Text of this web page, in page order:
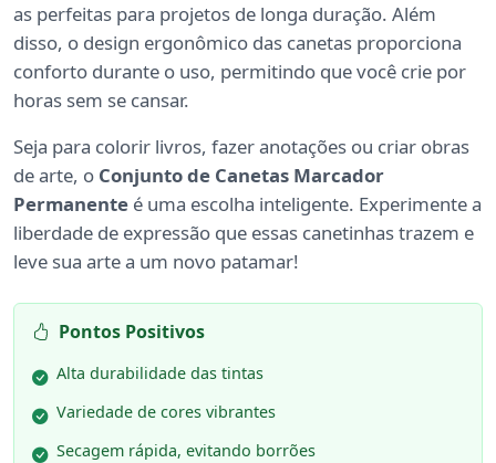
as perfeitas para projetos de longa duração. Além
disso, o design ergonômico das canetas proporciona
conforto durante o uso, permitindo que você crie por
horas sem se cansar.
Seja para colorir livros, fazer anotações ou criar obras
de arte, o Conjunto de Canetas Marcador
Permanente é uma escolha inteligente. Experimente a
liberdade de expressão que essas canetinhas trazem e
leve sua arte a um novo patamar!
Pontos Positivos
Alta durabilidade das tintas
Variedade de cores vibrantes
Secagem rápida, evitando borrões